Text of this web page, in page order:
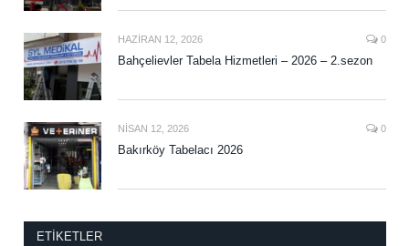
HAZIRAN 12, 2026 0
Bahçelievler Tabela Hizmetleri – 2026 – 2.sezon
NISAN 12, 2026 0
Bakırköy Tabelacı 2026
ETIKETLER